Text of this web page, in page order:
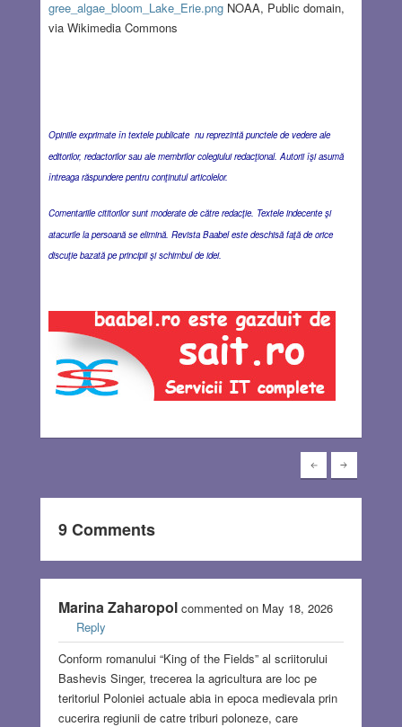
gree_algae_bloom_Lake_Erie.pngNOAA, Public domain,
via Wikimedia Commons
Opiniile exprimate în textele publicate nu reprezintă punctele de vedere ale
editorilor, redactorilor sau ale membrilor colegiului redacţional. Autorii îşi asumă
întreaga răspundere pentru conţinutul articolelor.
Comentariile cititorilor sunt moderate de către redacţie. Textele indecente şi
atacurile la persoană se elimină. Revista Baabel este deschisă faţă de orice
discuţie bazată pe principii şi schimbul de idei.
9 Comments
Marina Zaharopolcommented on May 18, 2026
Reply
Conform romanului “King of the Fields” al scriitorului
Bashevis Singer, trecerea la agricultura are loc pe
teritoriul Poloniei actuale abia in epoca medievala prin
cucerira regiunii de catre triburi poloneze, care